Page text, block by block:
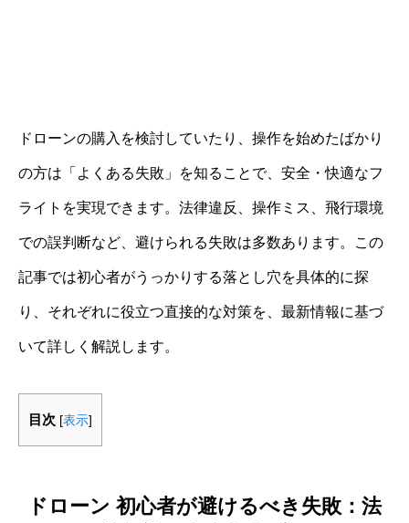
ドローンの購入を検討していたり、操作を始めたばかり
の方は「よくある失敗」を知ることで、安全・快適なフ
ライトを実現できます。法律違反、操作ミス、飛行環境
での誤判断など、避けられる失敗は多数あります。この
記事では初心者がうっかりする落とし穴を具体的に探
り、それぞれに役立つ直接的な対策を、最新情報に基づ
いて詳しく解説します。
目次 [表示]
ドローン 初心者が避けるべき失敗：法